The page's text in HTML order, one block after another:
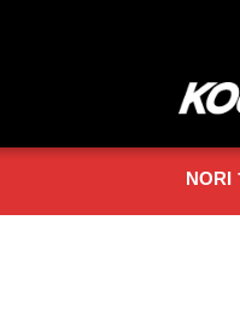
NORI